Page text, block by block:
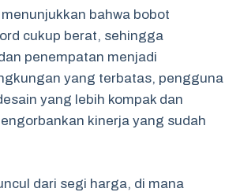
bahwa bobot
cukup berat, sehingga
penempatan menjadi
yang terbatas, pengguna
yang lebih kompak dan
kinerja yang sudah
dari segi harga, di mana